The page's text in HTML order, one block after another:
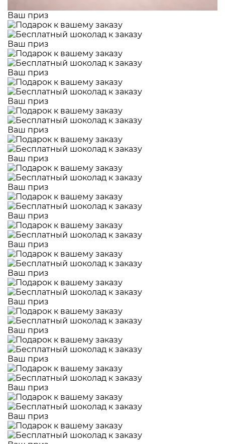
Ваш приз
Ваш приз
Ваш приз
Ваш приз
Ваш приз
Ваш приз
Ваш приз
Ваш приз
Ваш приз
Ваш приз
Ваш приз
Ваш приз
Ваш приз
Ваш приз
Ваш приз